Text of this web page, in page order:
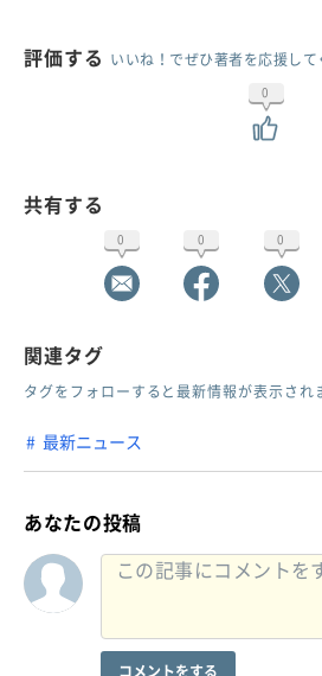
評価する いいね！でぜひ著者を応援して
0
共有する
0 0 0
関連タグ
タグをフォローすると最新情報が表示され
最新ニュース
あなたの投稿
コメントをする